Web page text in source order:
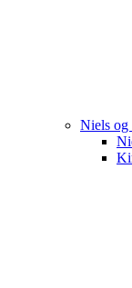
Niels og